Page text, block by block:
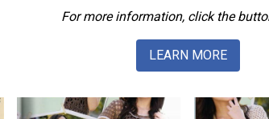
For more information, click the
LEARN MORE